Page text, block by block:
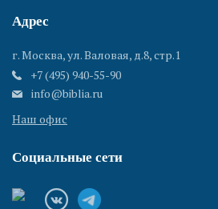
Адрес
г. Москва, ул. Валовая, д.8, стр.1
+7 (495) 940-55-90
info@biblia.ru
Наш офис
Социальные сети